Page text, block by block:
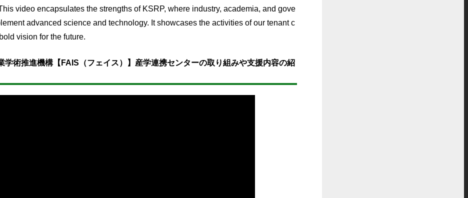
video encapsulates the strengths of KSRP, where industry, academia, and gove
advanced science and technology. It showcases the activities of our tenant c
vision for the future.
学術推進機構【FAIS（フェイス）】産学連携センターの取り組みや支援内容の紹